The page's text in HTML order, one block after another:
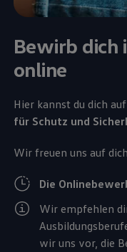
Bewirb dich
online
Hier kannst du dich
für Schutz und
Wir freuen uns auf
Die
Wir empfehlen
wir uns vor, die